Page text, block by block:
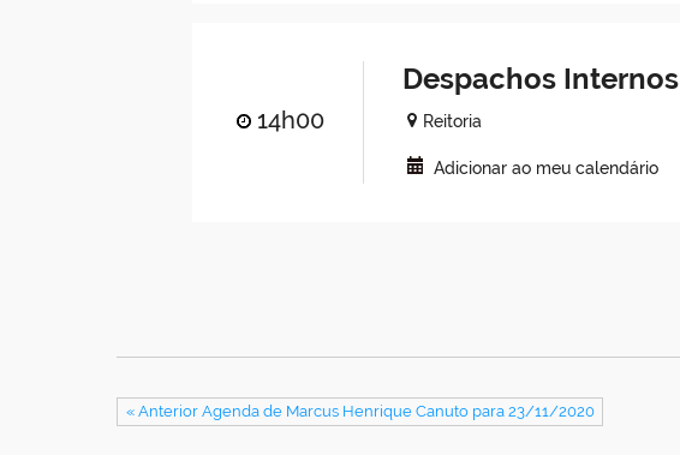
14h00
Despachos Internos
Reitoria
Adicionar ao meu calendário
« Anterior Agenda de Marcus Henrique Canuto para 23/11/2020